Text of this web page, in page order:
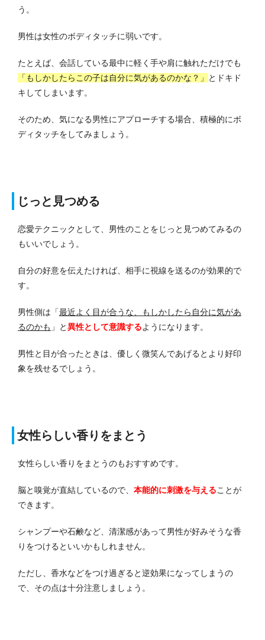
う。
男性は女性のボディタッチに弱いです。
たとえば、会話している最中に軽く手や肩に触れただけでも
「もしかしたらこの子は自分に気があるのかな？」
とドキド
キしてしまいます。
そのため、気になる男性にアプローチする場合、積極的にボ
ディタッチをしてみましょう。
じっと見つめる
恋愛テクニックとして、男性のことをじっと見つめてみるの
もいいでしょう。
自分の好意を伝えたければ、相手に視線を送るのが効果的で
す。
男性側は「最近よく目が合うな、もしかしたら自分に気があ
るのかも 」と異性として意識するようになります。
男性と目が合ったときは、優しく微笑んであげるとより好印
象を残せるでしょう。
女性らしい香りをまとう
女性らしい香りをまとうのもおすすめです。
脳と嗅覚が直結しているので、 本能的に刺激を与えることが
できます。
シャンプーや石鹸など、清潔感があって男性が好みそうな香
りをつけるといいかもしれません。
ただし、香水などをつけ過ぎると逆効果になってしまうの
で、その点は十分注意しましょう。